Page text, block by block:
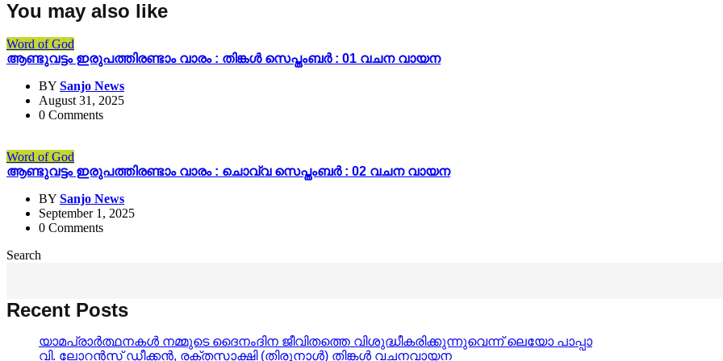
You may also like
Word of God
ആണ്ടുവട്ടം ഇരുപത്തിരണ്ടാം വാരം : തിങ്കൾ സെപ്തംബർ : 01 വചന വായന
BY Sanjo News
August 31, 2025
0 Comments
Word of God
ആണ്ടുവട്ടം ഇരുപത്തിരണ്ടാം വാരം : ചൊവ്വ സെപ്തംബർ : 02 വചന വായന
BY Sanjo News
September 1, 2025
0 Comments
Search
Recent Posts
യാമപ്രാർത്ഥനകൾ നമ്മുടെ ദൈനംദിന ജീവിതത്തെ വിശുദ്ധീകരിക്കുന്നുവെന്ന് ലെയോ പാപ്പാ
വി. ലോറൻസ് ഡീക്കൻ, രക്തസാക്ഷി (തിരുനാൾ) തിങ്കൾ വചനവായന